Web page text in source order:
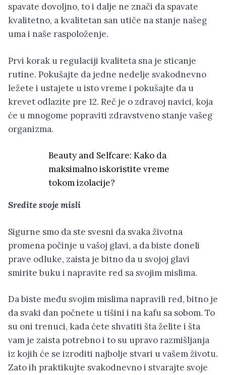
spavate dovoljno, to i dalje ne znači da spavate
kvalitetno, a kvalitetan san utiče na stanje našeg
uma i naše raspoloženje.
Prvi korak u regulaciji kvaliteta sna je sticanje
rutine. Pokušajte da jedne nedelje svakodnevno
ležete i ustajete u isto vreme i pokušajte da u
krevet odlazite pre 12. Reč je o zdravoj navici, koja
će u mnogome popraviti zdravstveno stanje vašeg
organizma.
Beauty and Selfcare: Kako da
maksimalno iskoristite vreme
tokom izolacije?
Sredite svoje misli
Sigurne smo da ste svesni da svaka životna
promena počinje u vašoj glavi, a da biste doneli
prave odluke, zaista je bitno da u svojoj glavi
smirite buku i napravite red sa svojim mislima.
Da biste među svojim mislima napravili red, bitno je
da svaki dan počnete u tišini i na kafu sa sobom. To
su oni trenuci, kada ćete shvatiti šta želite i šta
vam je zaista potrebno i to su upravo razmišljanja
iz kojih će se izroditi najbolje stvari u vašem životu.
Zato ih praktikujte svakodnevno i stvarajte svoje